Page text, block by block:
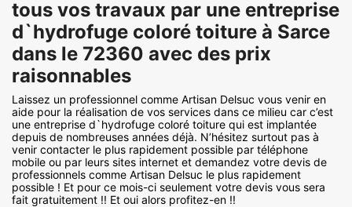
tous vos travaux par une entreprise
d`hydrofuge coloré toiture à Sarce
dans le 72360 avec des prix
raisonnables
Laissez un professionnel comme Artisan Delsuc vous venir en
aide pour la réalisation de vos services dans ce milieu car c’est
une entreprise d`hydrofuge coloré toiture qui est implantée
depuis de nombreuses années déjà. N’hésitez surtout pas à
venir contacter le plus rapidement possible par téléphone
mobile ou par leurs sites internet et demandez votre devis de
professionnels comme Artisan Delsuc le plus rapidement
possible ! Et pour ce mois-ci seulement votre devis vous sera
fait gratuitement !! Et oui alors profitez-en !!